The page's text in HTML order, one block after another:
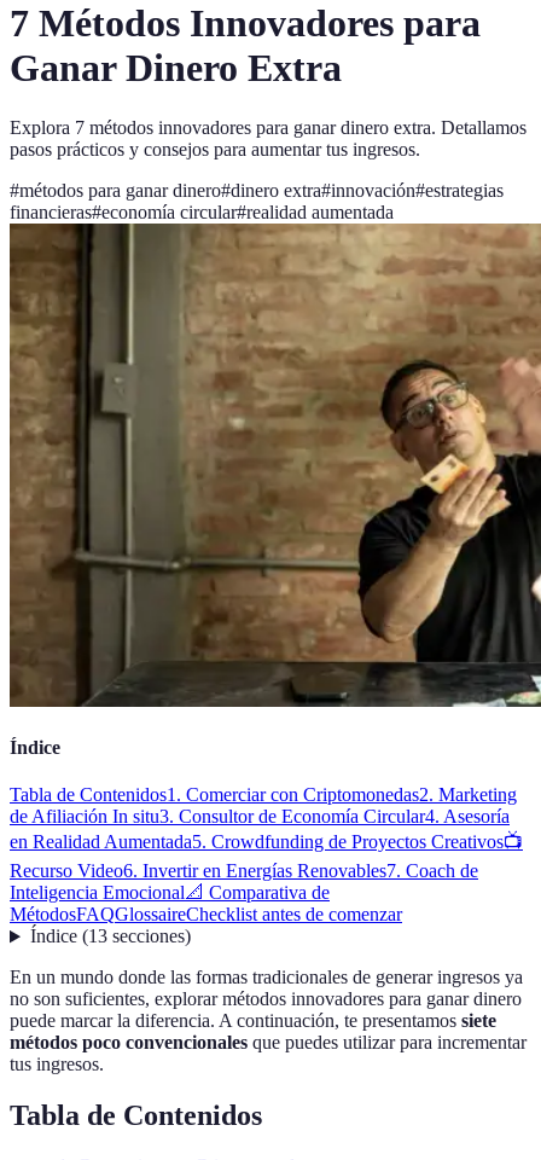
7 Métodos Innovadores para
Ganar Dinero Extra
Explora 7 métodos innovadores para ganar dinero extra. Detallamos
pasos prácticos y consejos para aumentar tus ingresos.
#métodos para ganar dinero#dinero extra#innovación#estrategias
financieras#economía circular#realidad aumentada
Índice
Tabla de Contenidos1. Comerciar con Criptomonedas2. Marketing
de Afiliación In situ3. Consultor de Economía Circular4. Asesoría
en Realidad Aumentada5. Crowdfunding de Proyectos Creativos📺
Recurso Video6. Invertir en Energías Renovables7. Coach de
Inteligencia Emocional📐 Comparativa de
MétodosFAQGlossaireChecklist antes de comenzar
Índice(13 secciones)
En un mundo donde las formas tradicionales de generar ingresos ya
no son suficientes, explorar métodos innovadores para ganar dinero
puede marcar la diferencia. A continuación, te presentamos siete
métodos poco convencionales que puedes utilizar para incrementar
tus ingresos.
Tabla de Contenidos